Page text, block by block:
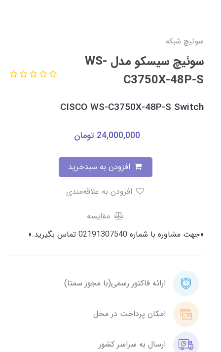
سوئیچ شبکه
سوئیچ سیسکو مدل WS-
C3750X-48P-S
CISCO WS-C3750X-48P-S Switch
24,000,000 تومان
مقایسه
«جهت مشاوره با شماره 02191307540 تماس بگیرید.»
ارائه فاکتور رسمی(با مجوز سمتا)
امکان پرداخت در محل
ارسال به سراسر کشور